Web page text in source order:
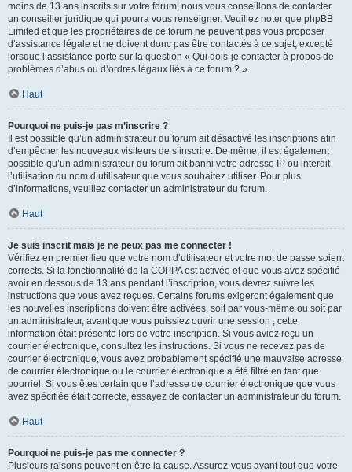
moins de 13 ans inscrits sur votre forum, nous vous conseillons de contacter
un conseiller juridique qui pourra vous renseigner. Veuillez noter que phpBB
Limited et que les propriétaires de ce forum ne peuvent pas vous proposer
d’assistance légale et ne doivent donc pas être contactés à ce sujet, excepté
lorsque l’assistance porte sur la question « Qui dois-je contacter à propos de
problèmes d’abus ou d’ordres légaux liés à ce forum ? ».
Haut
Pourquoi ne puis-je pas m’inscrire ?
Il est possible qu’un administrateur du forum ait désactivé les inscriptions afin
d’empêcher les nouveaux visiteurs de s’inscrire. De même, il est également
possible qu’un administrateur du forum ait banni votre adresse IP ou interdit
l’utilisation du nom d’utilisateur que vous souhaitez utiliser. Pour plus
d’informations, veuillez contacter un administrateur du forum.
Haut
Je suis inscrit mais je ne peux pas me connecter !
Vérifiez en premier lieu que votre nom d’utilisateur et votre mot de passe soient
corrects. Si la fonctionnalité de la COPPA est activée et que vous avez spécifié
avoir en dessous de 13 ans pendant l’inscription, vous devrez suivre les
instructions que vous avez reçues. Certains forums exigeront également que
les nouvelles inscriptions doivent être activées, soit par vous-même ou soit par
un administrateur, avant que vous puissiez ouvrir une session ; cette
information était présente lors de votre inscription. Si vous aviez reçu un
courrier électronique, consultez les instructions. Si vous ne recevez pas de
courrier électronique, vous avez probablement spécifié une mauvaise adresse
de courrier électronique ou le courrier électronique a été filtré en tant que
pourriel. Si vous êtes certain que l’adresse de courrier électronique que vous
avez spécifiée était correcte, essayez de contacter un administrateur du forum.
Haut
Pourquoi ne puis-je pas me connecter ?
Plusieurs raisons peuvent en être la cause. Assurez-vous avant tout que votre